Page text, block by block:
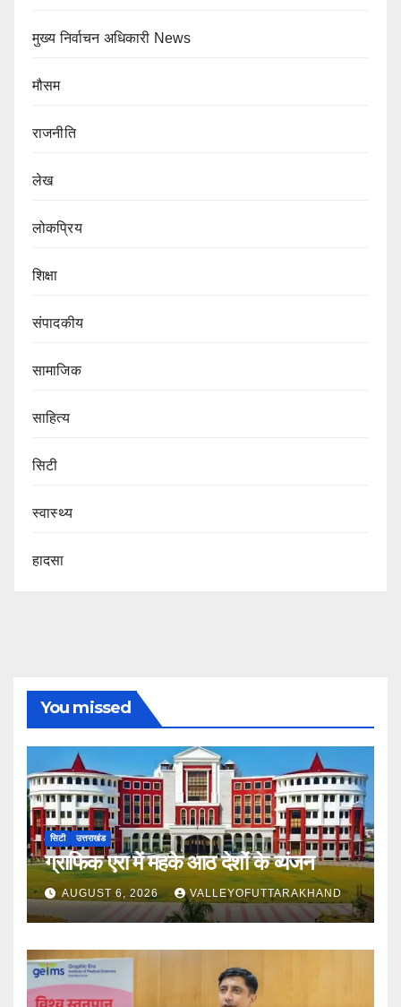
मुख्य निर्वाचन अधिकारी News
मौसम
राजनीति
लेख
लोकप्रिय
शिक्षा
संपादकीय
सामाजिक
साहित्य
सिटी
स्वास्थ्य
हादसा
You missed
सिटी उत्तराखंड
ग्राफिक एरा में महके आठ देशों के व्यंजन
AUGUST 6, 2026 VALLEYOFUTTARAKHAND